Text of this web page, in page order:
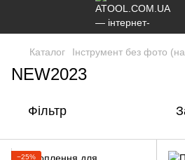
Каталог Інструмент без фото
NEW2023
Фільтр
−25%